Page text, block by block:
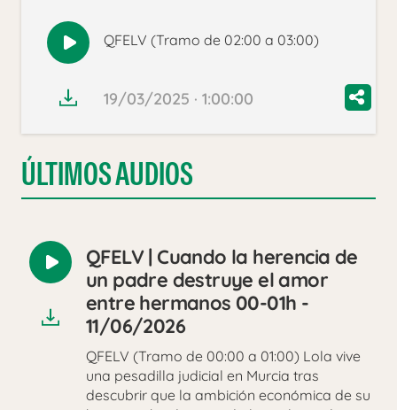
Reproducir
audio
QFELV (Tramo de 02:00 a 03:00)
19/03/2025 · 1:00:00
ÚLTIMOS AUDIOS
Reproducir
audio
QFELV | Cuando la herencia de
un padre destruye el amor
entre hermanos 00-01h -
11/06/2026
QFELV (Tramo de 00:00 a 01:00) Lola vive
una pesadilla judicial en Murcia tras
descubrir que la ambición económica de su